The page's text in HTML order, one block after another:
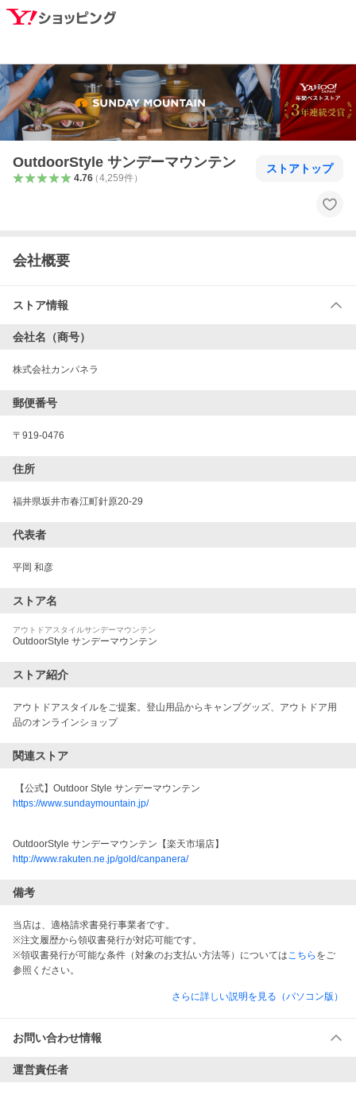
OutdoorStyle サンデーマウンテン
4.76（4,259件）
ストアトップ
会社概要
ストア情報
会社名（商号）
株式会社カンパネラ
郵便番号
〒 919-0476
住所
福井県坂井市春江町針原20-29
代表者
平岡 和彦
ストア名
アウトドアスタイルサンデーマウンテン
OutdoorStyle サンデーマウンテン
ストア紹介
アウトドアスタイルをご提案。登山用品からキャンプグッズ、アウトドア用
品のオンラインショップ
関連ストア
【公式】Outdoor Style サンデーマウンテン
https://www.sundaymountain.jp/
OutdoorStyle サンデーマウンテン【楽天市場店】
http://www.rakuten.ne.jp/gold/canpanera/
備考
当店は、適格請求書発行事業者です。
※注文履歴から領収書発行が対応可能です。
※領収書発行が可能な条件（対象のお支払い方法等）については こちら をご
参照ください。
さらに詳しい説明を見る（パソコン版）
お問い合わせ情報
運営責任者